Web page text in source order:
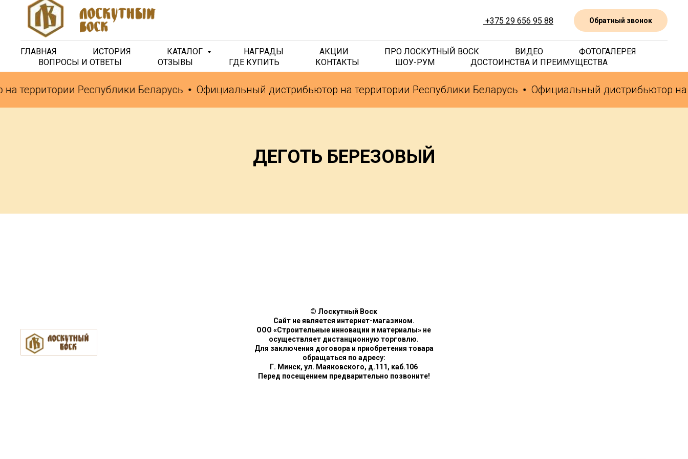
+375 29 656 95 88 Обратный звонок
ГЛАВНАЯ ИСТОРИЯ КАТАЛОГ НАГРАДЫ АКЦИИ ПРО ЛОСКУТНЫЙ ВОСК ВИДЕО
ФОТОГАЛЕРЕЯ
ВОПРОСЫ И ОТВЕТЫ
ОТЗЫВЫ ГДЕ КУПИТЬ КОНТАКТЫ ШОУ-РУМ ДОСТОИНСТВА И ПРЕИМУЩЕСТВА
территории Республики Беларусь Официальный дистрибьютор на территории Республики Беларусь Официальный дистрибьютор на
ДЕГОТЬ БЕРЕЗОВЫЙ
© Лоскутный Воск
Сайт не является интернет-магазином.
ООО «Строительные инновации и материалы» не
осуществляет дистанционную торговлю.
Для заключения договора и приобретения товара
обращаться по адресу:
Г. Минск, ул. Маяковского, д.111, каб.106
Перед посещением предварительно позвоните!